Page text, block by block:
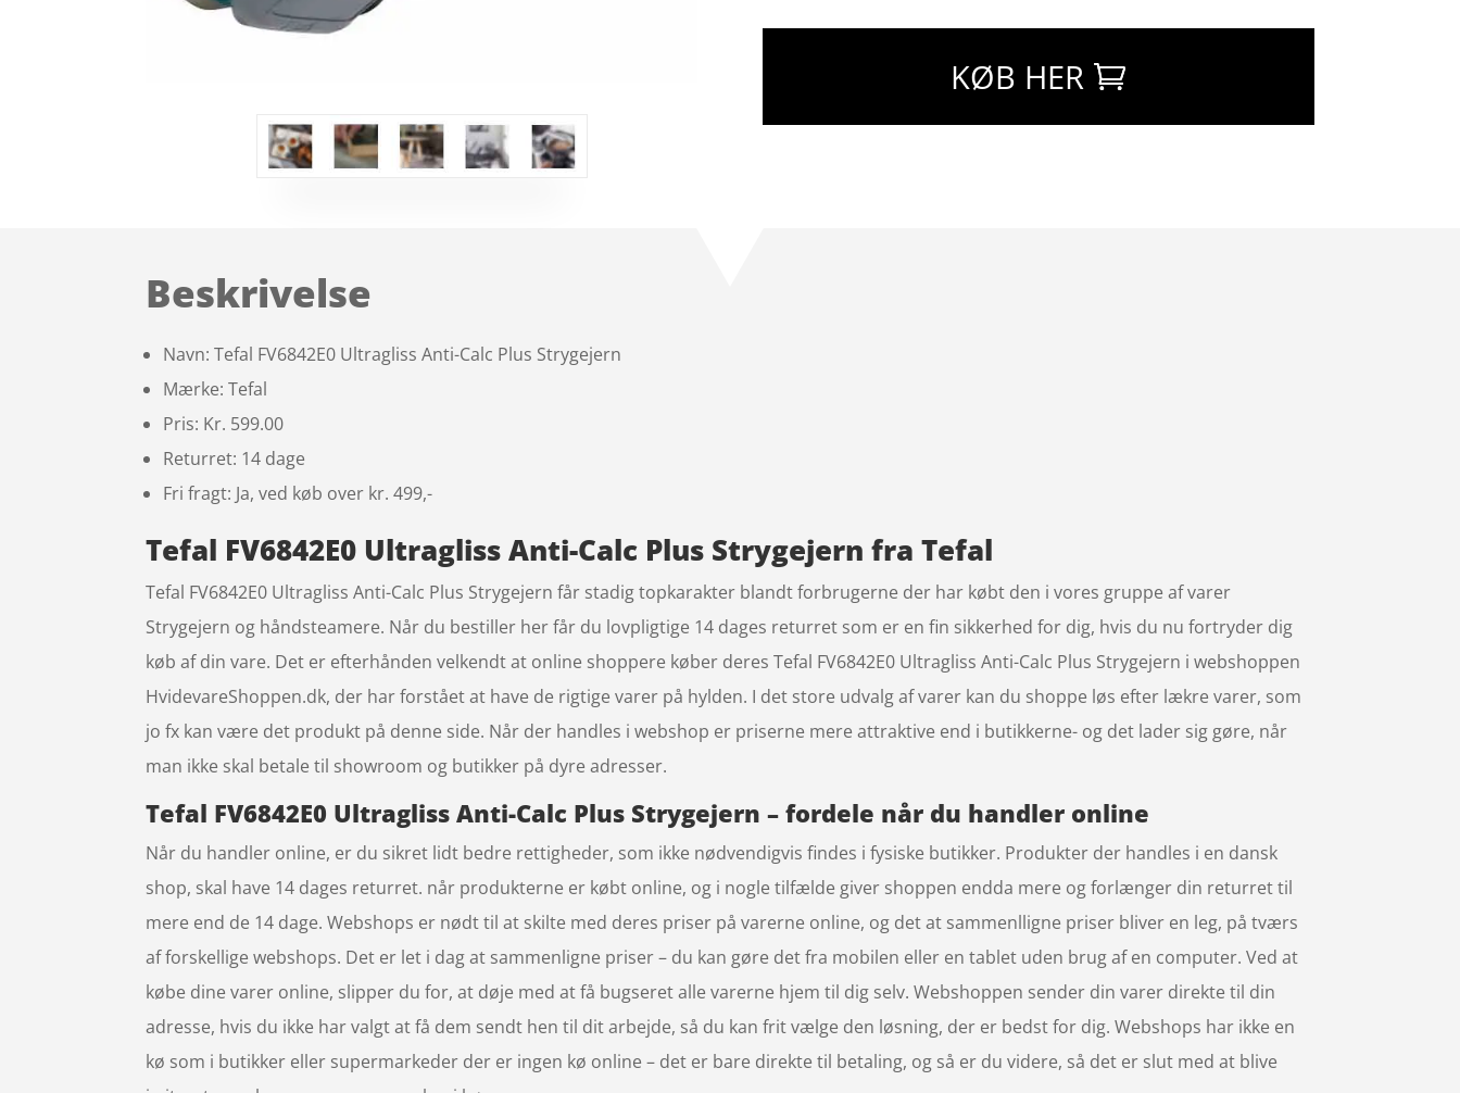
KØB HER
Beskrivelse
Navn: Tefal FV6842E0 Ultragliss Anti-Calc Plus Strygejern
Mærke: Tefal
Pris: Kr. 599.00
Returret: 14 dage
Fri fragt: Ja, ved køb over kr. 499,-
Tefal FV6842E0 Ultragliss Anti-Calc Plus Strygejern fra Tefal
Tefal FV6842E0 Ultragliss Anti-Calc Plus Strygejern får stadig topkarakter blandt forbrugerne der har købt den i vores gruppe af varer
Strygejern og håndsteamere. Når du bestiller her får du lovpligtige 14 dages returret som er en fin sikkerhed for dig, hvis du nu fortryder dig
køb af din vare. Det er efterhånden velkendt at online shoppere køber deres Tefal FV6842E0 Ultragliss Anti-Calc Plus Strygejern i webshoppen
HvidevareShoppen.dk, der har forstået at have de rigtige varer på hylden. I det store udvalg af varer kan du shoppe løs efter lækre varer, som
jo fx kan være det produkt på denne side. Når der handles i webshop er priserne mere attraktive end i butikkerne- og det lader sig gøre, når
man ikke skal betale til showroom og butikker på dyre adresser.
Tefal FV6842E0 Ultragliss Anti-Calc Plus Strygejern – fordele når du handler online
Når du handler online, er du sikret lidt bedre rettigheder, som ikke nødvendigvis findes i fysiske butikker. Produkter der handles i en dansk
shop, skal have 14 dages returret. når produkterne er købt online, og i nogle tilfælde giver shoppen endda mere og forlænger din returret til
mere end de 14 dage. Webshops er nødt til at skilte med deres priser på varerne online, og det at sammenlligne priser bliver en leg, på tværs
af forskellige webshops. Det er let i dag at sammenligne priser – du kan gøre det fra mobilen eller en tablet uden brug af en computer. Ved at
købe dine varer online, slipper du for, at døje med at få bugseret alle varerne hjem til dig selv. Webshoppen sender din varer direkte til din
adresse, hvis du ikke har valgt at få dem sendt hen til dit arbejde, så du kan frit vælge den løsning, der er bedst for dig. Webshops har ikke en
kø som i butikker eller supermarkeder der er ingen kø online – det er bare direkte til betaling, og så er du videre, så det er slut med at blive